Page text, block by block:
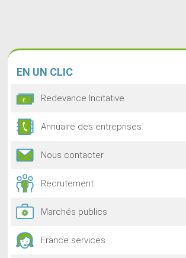
EN UN CLIC
Redevance Incitative
Annuaire des entreprises
Nous contacter
Recrutement
Marchés publics
France services